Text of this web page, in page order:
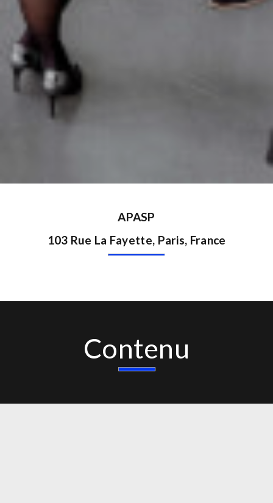
APASP
103 Rue La Fayette, Paris, France
Contenu